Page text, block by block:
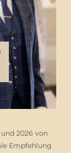
2026 von
Empfehlung